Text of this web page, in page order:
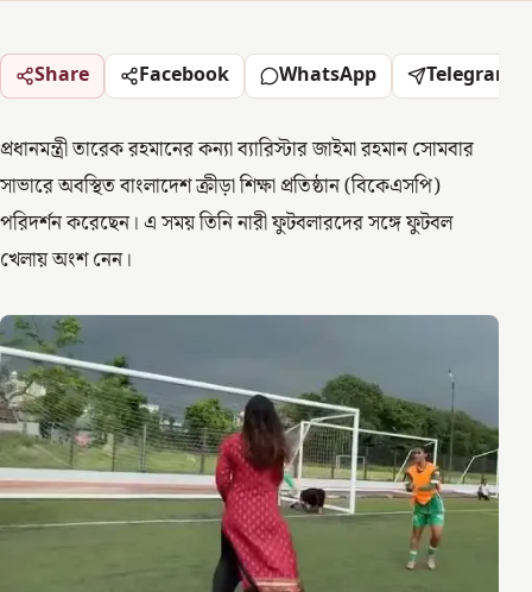
Share Facebook WhatsApp Telegram
প্রধানমন্ত্রী তারেক রহমানের কন্যা ব্যারিস্টার জাইমা রহমান সোমবার
সাভারে অবস্থিত বাংলাদেশ ক্রীড়া শিক্ষা প্রতিষ্ঠান (বিকেএসপি)
পরিদর্শন করেছেন। এ সময় তিনি নারী ফুটবলারদের সঙ্গে ফুটবল
খেলায় অংশ নেন।